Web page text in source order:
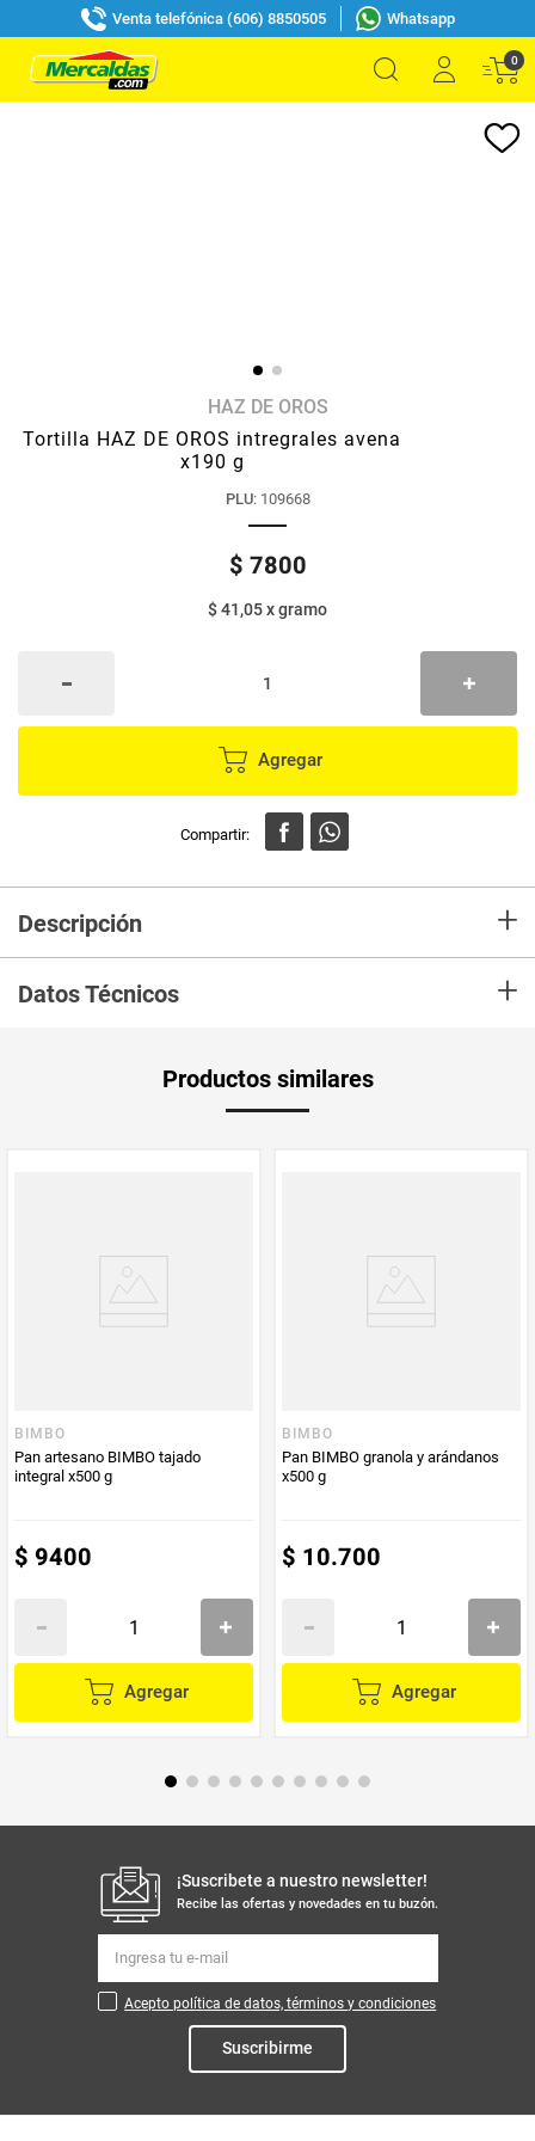
Venta telefónica (606) 8850505 Whatsapp
0
HAZ DE OROS
Tortilla HAZ DE OROS intregrales avena
x190 g
PLU: 109668
$ 7800
$ 41,05xgramo
Agregar
Descripción +
Marca HAZ DE OROS y recibelo en tu casa en minutos.
Datos Técnicos +
Producto (kg)
Productos similares
BIMBO
Pan artesano BIMBO tajado
integral x500 g
$ 9400
Agregar
BIMBO
Pan BIMBO granola y arándanos
x500 g
$ 10.700
Agregar
¡Suscribete a nuestro newsletter!
Recibe las ofertas y novedades en tu buzón.
Acepto política de datos, términos y condiciones
Suscribirme